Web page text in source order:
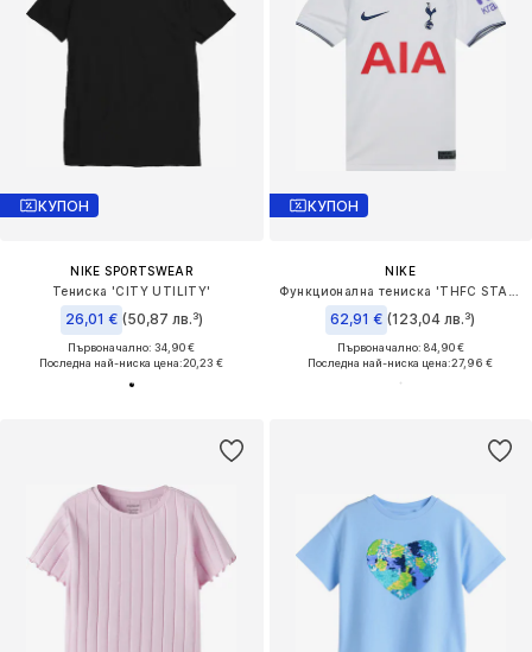
КУПОН
NIKE SPORTSWEAR
Тениска 'CITY UTILITY'
26,01 € (50,87 лв.³)
Първоначално: 34,90 €
Последна най-ниска цена:20,23 €
КУПОН
NIKE
62,91 € (123,04 лв.³)
Първоначално: 84,90 €
Последна най-ниска цена:27,96 €